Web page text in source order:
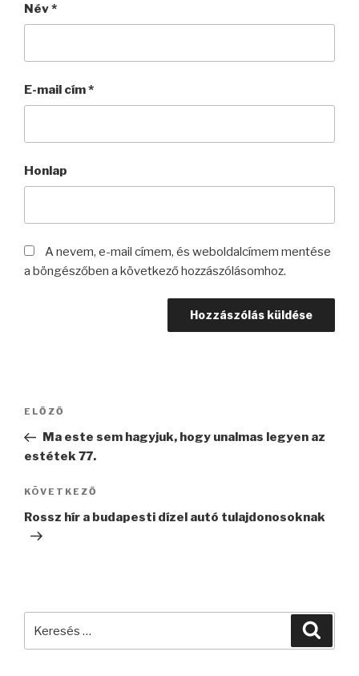
Név*
E-mail cím*
Honlap
A nevem, e-mail címem, és weboldalcímem mentése
a böngészőben a következő hozzászólásomhoz.
Bejegyzés
Korábbi
bejegyzés
ELŐZŐ
Ma este sem hagyjuk, hogy unalmas legyen az
estétek 77.
Következő
bejegyzés
KÖVETKEZŐ
Rossz hír a budapesti dízel autó tulajdonosoknak